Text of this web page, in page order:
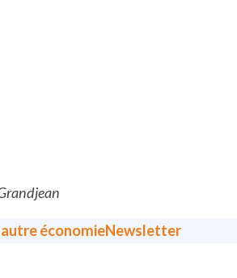
économieNewsletter